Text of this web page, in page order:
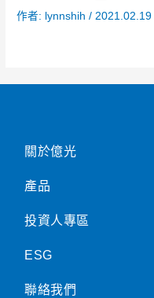
作者: lynnshih/ 2021.02.19
關於億光
產品
投資人專區
ESG
聯絡我們